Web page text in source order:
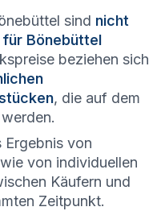
sind nicht
Bönebüttel
beziehen sich
, die auf dem
Ergebnis von
von individuellen
Käufern und
Zeitpunkt.